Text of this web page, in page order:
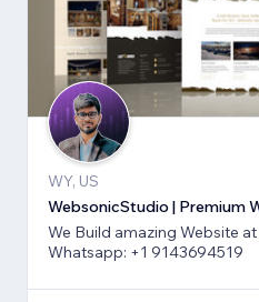
WY, US
WebsonicStudio | Premium
We Build amazing Website
Whatsapp: +1 9143694519